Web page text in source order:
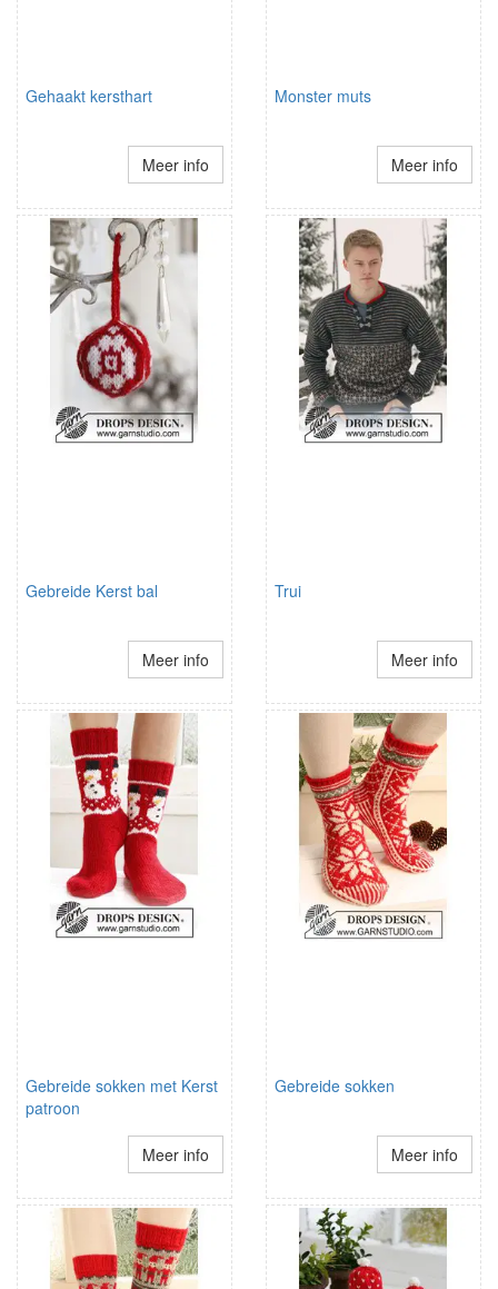
Gehaakt kersthart
Meer info
Monster muts
Meer info
Gebreide Kerst bal
Meer info
Trui
Meer info
Gebreide sokken met Kerst
patroon
Meer info
Gebreide sokken
Meer info